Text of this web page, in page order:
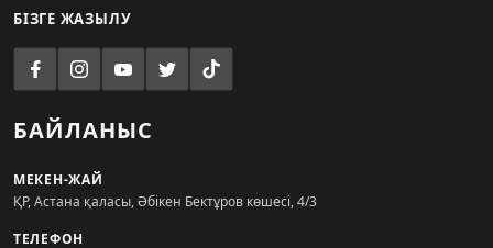
БІЗГЕ ЖАЗЫЛУ
БАЙЛАНЫС
МЕКЕН-ЖАЙ
ҚР, Астана қаласы, Әбікен Бектұров көшесі, 4/3
ТЕЛЕФОН